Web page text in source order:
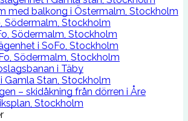
med balkong i Östermalm, Stockholm
Södermalm, Stockholm
Södermalm, Stockholm
i SoFo, Stockholm
Södermalm, Stockholm
i Täby
Gamla Stan, Stockholm
– skidåkning från dörren i Åre
Stockholm